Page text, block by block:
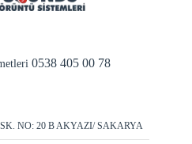
0538 405 00 78
NO: 20 B AKYAZI/ SAKARYA